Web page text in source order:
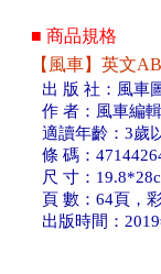
■ 商品規格
【風車】英文
出 版 社：風車
作 者：風車編
適讀年齡：3歲
條 碼：
尺 寸：
頁 數：64頁，
出版時間：